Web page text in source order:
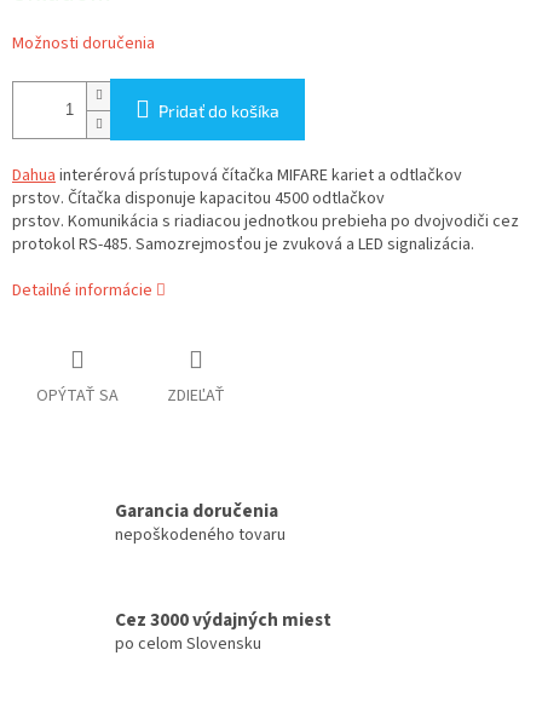
Možnosti doručenia
Pridať do košíka
Dahuainterérová prístupová čítačka MIFARE kariet a odtlačkov
prstov. Čítačka disponuje kapacitou 4500 odtlačkov
prstov. Komunikácia s riadiacou jednotkou prebieha po dvojvodiči cez
protokol RS-485. Samozrejmosťou je zvuková a LED signalizácia.
Detailné informácie
OPÝTAŤ SA ZDIEĽAŤ
Garancia doručenia
nepoškodeného tovaru
Cez 3000 výdajných miest
po celom Slovensku